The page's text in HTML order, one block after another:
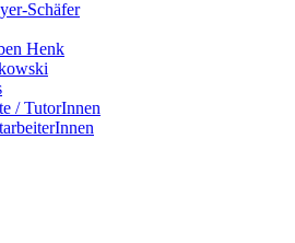
Schäfer
Henk
/ TutorInnen